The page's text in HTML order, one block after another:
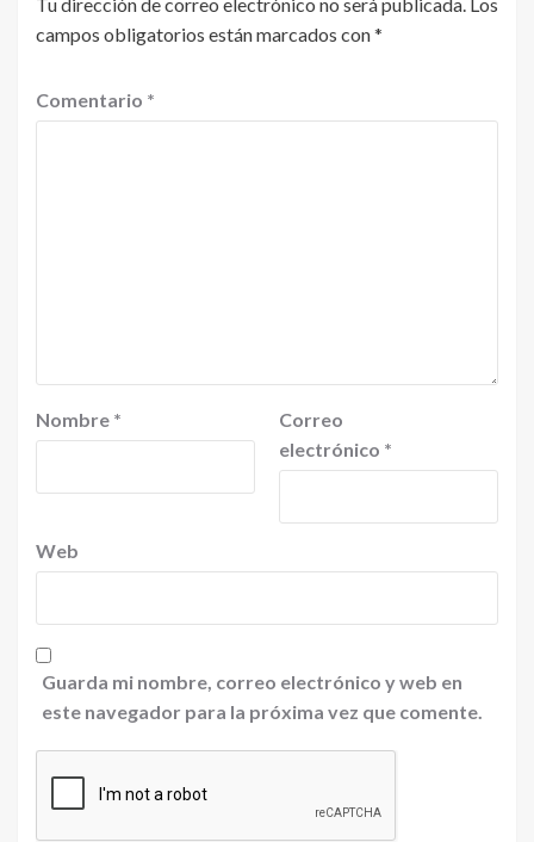
campos obligatorios están marcados con*
Comentario *
Nombre *
Correo
electrónico *
Web
Guarda mi nombre, correo electrónico y web en
este navegador para la próxima vez que comente.